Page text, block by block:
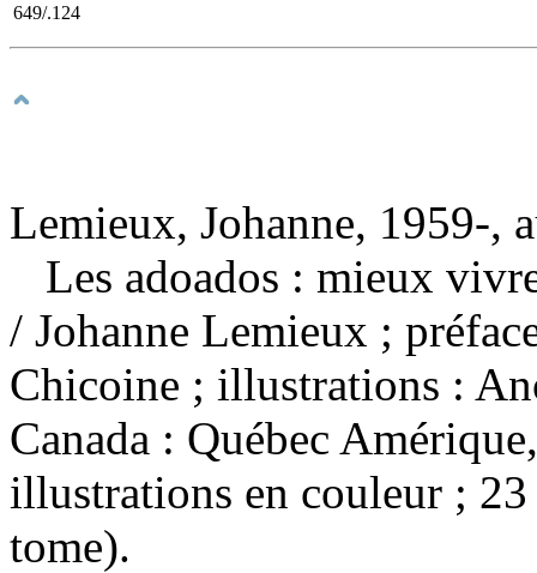
649/.124
Lemieux, Johanne, 1959-,
Les adoados : mieux
/ Johanne Lemieux ;
Chicoine ; illustrations :
Canada : Québec
illustrations en couleur ;
tome).